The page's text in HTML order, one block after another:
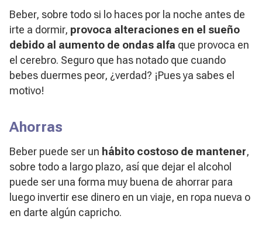
Beber, sobre todo si lo haces por la noche antes de
irte a dormir, provoca alteraciones en el sueño
debido al aumento de ondas alfa que provoca en
el cerebro. Seguro que has notado que cuando
bebes duermes peor, ¿verdad? ¡Pues ya sabes el
motivo!
Ahorras
Beber puede ser un hábito costoso de mantener,
sobre todo a largo plazo, así que dejar el alcohol
puede ser una forma muy buena de ahorrar para
luego invertir ese dinero en un viaje, en ropa nueva o
en darte algún capricho.